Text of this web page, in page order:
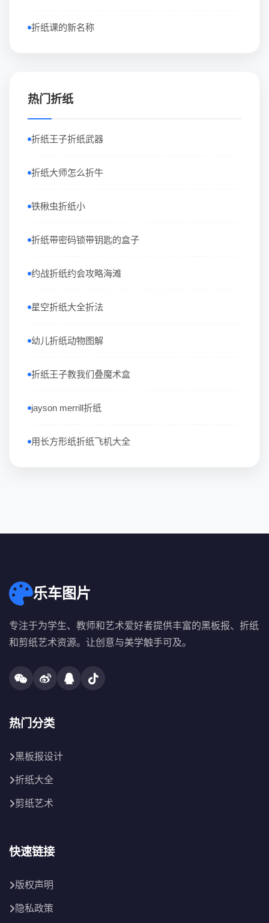
折纸课的新名称
热门折纸
折纸王子折纸武器
折纸大师怎么折牛
铁楸虫折纸小
折纸带密码锁带钥匙的盒子
约战折纸约会攻略海滩
星空折纸大全折法
幼儿折纸动物图解
折纸王子教我们叠魔术盒
jayson merrill折纸
用长方形纸折纸飞机大全
乐车图片
专注于为学生、教师和艺术爱好者提供丰富的黑板报、折纸
和剪纸艺术资源。让创意与美学触手可及。
热门分类
黑板报设计
折纸大全
剪纸艺术
快速链接
版权声明
隐私政策